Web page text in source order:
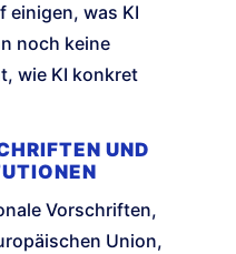
einigen, was KI
noch keine
wie KI konkret
UND
Vorschriften,
Union,